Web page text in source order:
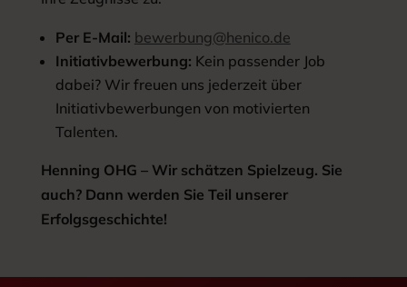
Per E-Mail: bewerbung@henico.de
Initiativbewerbung: Kein passender Job
dabei? Wir freuen uns jederzeit über
Initiativbewerbungen von motivierten
Talenten.
Henning OHG – Wir schätzen Spielzeug. Sie
auch? Dann werden Sie Teil unserer
Erfolgsgeschichte!